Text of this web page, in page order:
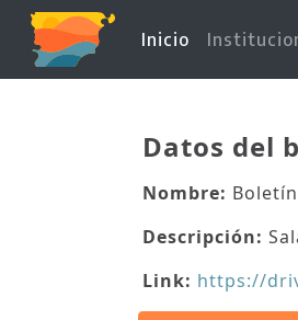
Inicio (current)
Datos del
Nombre:
Descripción:
Link: https://